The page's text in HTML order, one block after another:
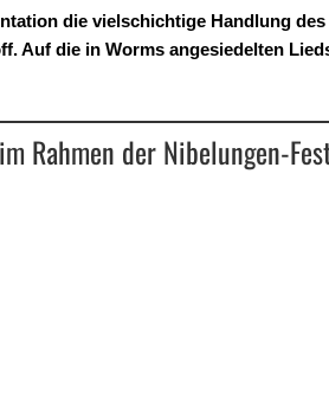
die vielschichtige Handlung des
Auf die in Worms angesiedelten
Rahmen der Nibelungen-